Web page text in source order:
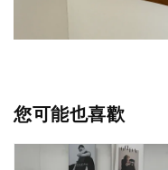
您可能也喜歡